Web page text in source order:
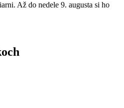
Až do nedele 9. augusta si ho